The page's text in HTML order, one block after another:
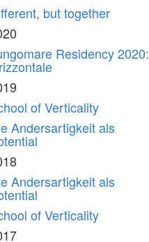
but together
Residency 2020:
of Verticality
Andersartigkeit als
Andersartigkeit als
of Verticality